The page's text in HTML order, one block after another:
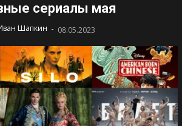
сериалы мая
Шапкин - 08.05.2023